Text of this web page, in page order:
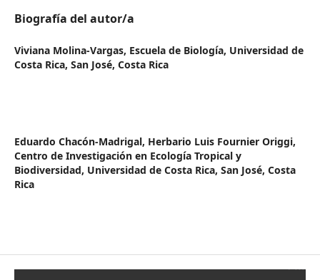
Biografía del autor/a
Viviana Molina-Vargas, Escuela de Biología, Universidad de
Costa Rica, San José, Costa Rica
Eduardo Chacón-Madrigal, Herbario Luis Fournier Origgi,
Centro de Investigación en Ecología Tropical y
Biodiversidad, Universidad de Costa Rica, San José, Costa
Rica